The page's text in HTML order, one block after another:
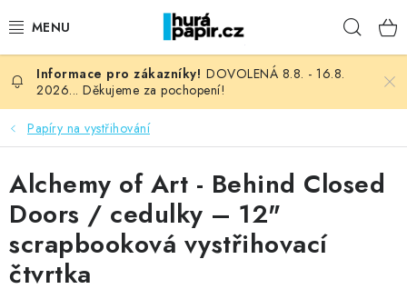
na
NOVINKY
HURÁ DÍLNA
VŠECHNO ZBOŽÍ
KNIHAŘSKÝ MATERIÁL
KURZY NATY LYSAK
DOVOLENÁ 8.8. - 16.8.
2026... Děkujeme za pochopení!
Papíry na vystřihování
Alchemy of Art - Behind Closed
Doors / cedulky – 12"
scrapbooková vystřihovací
čtvrtka